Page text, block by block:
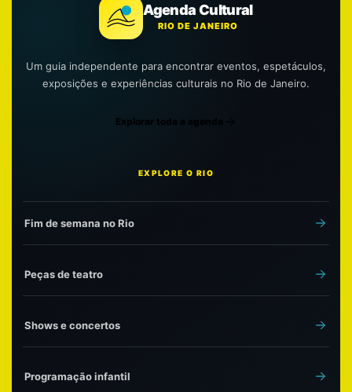
Agenda Cultural
RIO DE JANEIRO
Um guia independente para encontrar eventos, espetáculos,
exposições e experiências culturais no Rio de Janeiro.
Explorar toda a agenda
EXPLORE O RIO
Fim de semana no Rio
Peças de teatro
Shows e concertos
Programação infantil